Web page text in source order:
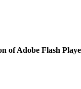
of Adobe Flash